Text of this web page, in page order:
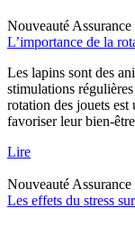
Nouveauté
L’importance de la
Les lapins sont des
stimulations
rotation des jouets est
favoriser leur bien-
Lire
Nouveauté
Les effets du stress